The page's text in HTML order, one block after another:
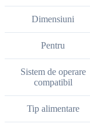
Dimensiuni
Pentru
Sistem de operare
compatibil
Tip alimentare